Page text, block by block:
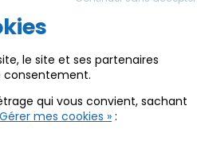
orientation
Replay des conférences
Mercredis de l’orientation
Calendrier des événements
le site et ses partenaires
consentement.
qui vous convient, sachant
mes cookies » :